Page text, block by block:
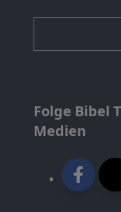
Folge Bibel
Medien